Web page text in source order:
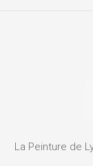
La Peinture de